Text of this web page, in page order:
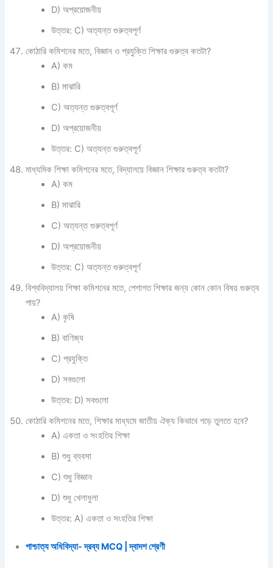
D) অপ্রয়োজনীয়
উত্তর: C) অত্যন্ত গুরুত্বপূর্ণ
কোঠারি কমিশনের মতে, বিজ্ঞান ও প্রযুক্তি শিক্ষার গুরুত্ব কতটা?
A) কম
B) মাঝারি
C) অত্যন্ত গুরুত্বপূর্ণ
D) অপ্রয়োজনীয়
উত্তর: C) অত্যন্ত গুরুত্বপূর্ণ
মাধ্যমিক শিক্ষা কমিশনের মতে, বিদ্যালয়ে বিজ্ঞান শিক্ষার গুরুত্ব কতটা?
A) কম
B) মাঝারি
C) অত্যন্ত গুরুত্বপূর্ণ
D) অপ্রয়োজনীয়
উত্তর: C) অত্যন্ত গুরুত্বপূর্ণ
বিশ্ববিদ্যালয় শিক্ষা কমিশনের মতে, পেশাগত শিক্ষার জন্য কোন কোন বিষয় গুরুত্ব
পায়?
A) কৃষি
B) বাণিজ্য
C) প্রযুক্তি
D) সবগুলো
উত্তর: D) সবগুলো
কোঠারি কমিশনের মতে, শিক্ষার মাধ্যমে জাতীয় ঐক্য কিভাবে গড়ে তুলতে হবে?
A) একতা ও সংহতির শিক্ষা
B) শুধু ব্যবসা
C) শুধু বিজ্ঞান
D) শুধু খেলাধুলা
উত্তর: A) একতা ও সংহতির শিক্ষা
পাশ্চাত্য অধিবিদ্যা- দ্রব্য MCQ | দ্বাদশ শ্রেণী